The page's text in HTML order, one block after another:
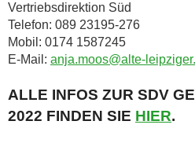
Vertriebsdirektion Süd
Telefon: 089 23195-276
Mobil: 0174 1587245
E-Mail: anja.moos@alte-
ALLE INFOS ZUR SDV
2022 FINDEN SIE HIER.